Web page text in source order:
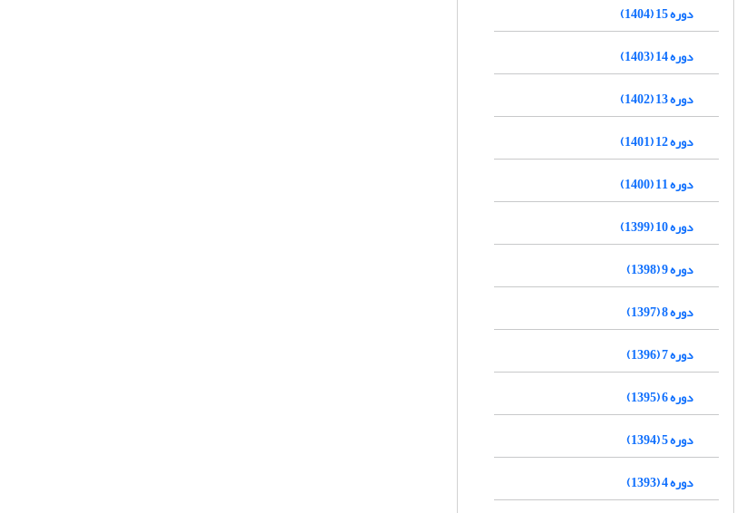
دوره 15 (1404)
دوره 14 (1403)
دوره 13 (1402)
دوره 12 (1401)
دوره 11 (1400)
دوره 10 (1399)
دوره 9 (1398)
دوره 8 (1397)
دوره 7 (1396)
دوره 6 (1395)
دوره 5 (1394)
دوره 4 (1393)